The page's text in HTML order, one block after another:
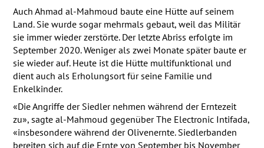
Auch Ahmad al-Mahmoud baute eine Hütte auf seinem
Land. Sie wurde sogar mehrmals gebaut, weil das Militär
sie immer wieder zerstörte. Der letzte Abriss erfolgte im
September 2020. Weniger als zwei Monate später baute er
sie wieder auf. Heute ist die Hütte multifunktional und
dient auch als Erholungsort für seine Familie und
Enkelkinder.
«Die Angriffe der Siedler nehmen während der Erntezeit
zu», sagte al-Mahmoud gegenüber The Electronic Intifada,
«insbesondere während der Olivenernte. Siedlerbanden
bereiten sich auf die Ernte von September bis November